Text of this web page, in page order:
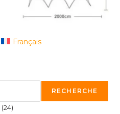
Français
RECHERCHE
2424